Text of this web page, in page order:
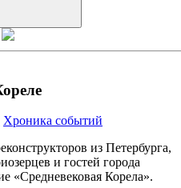
Хроника событий
из Петербурга,
и гостей города
«Средневековая Корела».